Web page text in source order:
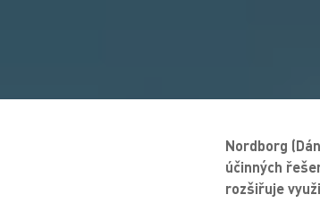
Nordborg
účinných
rozšiřuje